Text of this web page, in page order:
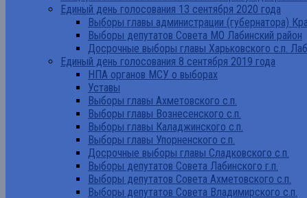
Единый день голосования 13 сентября 2020 года
Выборы главы администрации (губернатора)
Выборы депутатов Совета МО Лабинский район
Досрочные выборы главы Харьковского с.п.
Единый день голосования 8 сентября 2019 года
НПА органов МСУ о выборах
Уставы
Выборы главы Ахметовского с.п.
Выборы главы Вознесенского с.п.
Выборы главы Каладжинского с.п.
Выборы главы Упорненского с.п.
Досрочные выборы главы Сладковского с.п.
Выборы депутатов Совета Лабинского г.п.
Выборы депутатов Совета Ахметовского с.п.
Выборы депутатов Совета Владимирского с.п.